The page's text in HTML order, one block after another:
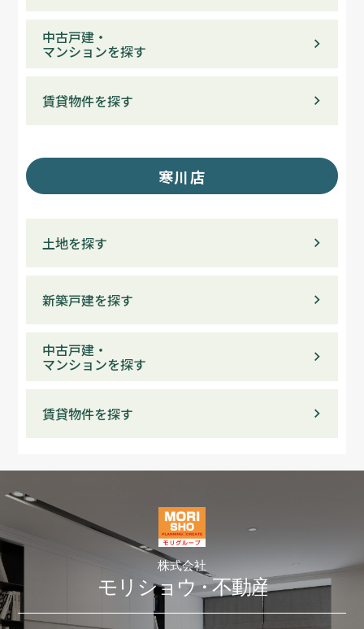
中古戸建・
マンションを探す
賃貸物件を探す
寒川店
土地を探す
新築戸建を探す
中古戸建・
マンションを探す
賃貸物件を探す